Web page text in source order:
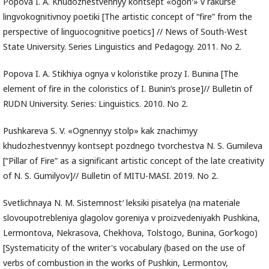
lingvokognitivnoy poetiki [The artistic concept of “fire” from the
perspective of linguocognitive poetics] // News of South-West
State University. Series Linguistics and Pedagogy. 2011. No 2.
Popova I. A. Stikhiya ognya v koloristike prozy I. Bunina [The
element of fire in the coloristics of I. Bunin’s prose]// Bulletin of
RUDN University. Series: Linguistics. 2010. No 2.
Pushkareva S. V. «Ognennyy stolp» kak znachimyy
khudozhestvennyy kontsept pozdnego tvorchestva N. S. Gumileva
[“Pillar of Fire” as a significant artistic concept of the late creativity
of N. S. Gumilyov]// Bulletin of MITU-MASI. 2019. No 2.
Svetlichnaya N. M. Sistemnost′ leksiki pisatelya (na materiale
slovoupotrebleniya glagolov goreniya v proizvedeniyakh Pushkina,
Lermontova, Nekrasova, Chekhova, Tolstogo, Bunina, Gor′kogo)
[Systematicity of the writer's vocabulary (based on the use of
verbs of combustion in the works of Pushkin, Lermontov,